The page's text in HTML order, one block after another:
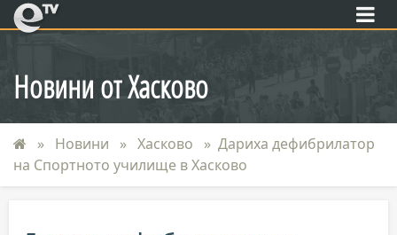
eTV
Новини от Хасково
Новини Хасково
Дариха дефибрилатор
на Спортното училище в Хасково